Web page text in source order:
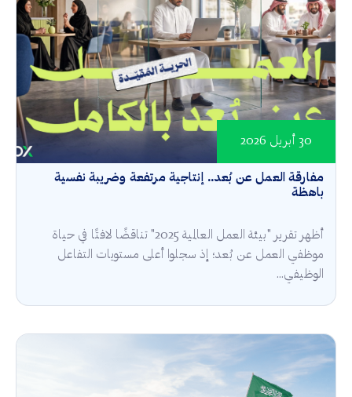
مفارقة العمل عن بُعد.. إنتاجية مرتفعة وضريبة نفسية
باهظة
30 أبريل 2026
أظهر تقرير "بيئة العمل العالمية 2025" تناقضًا لافتًا في حياة
موظفي العمل عن بُعد؛ إذ سجلوا أعلى مستويات التفاعل
الوظيفي...